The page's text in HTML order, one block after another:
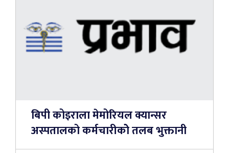
बिपी कोइराला मेमोरियल क्यान्सर
अस्पतालको कर्मचारीकोे तलब भुक्तानी